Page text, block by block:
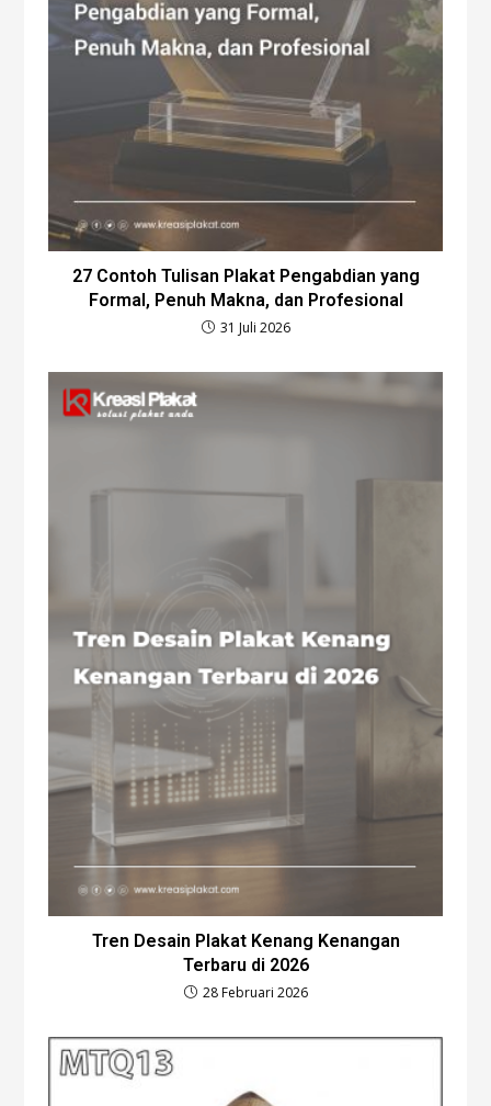
27 Contoh Tulisan Plakat Pengabdian yang
Formal, Penuh Makna, dan Profesional
31 Juli 2026
Tren Desain Plakat Kenang Kenangan
Terbaru di 2026
28 Februari 2026